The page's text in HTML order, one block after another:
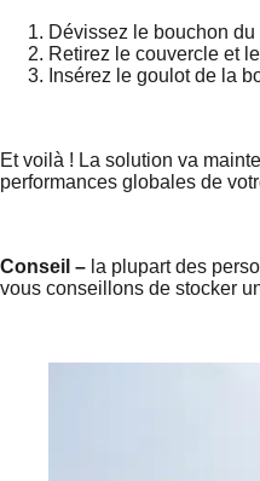
Dévissez le bouchon
Retirez le couvercle et
Insérez le goulot de la
Et voilà ! La solution va
performances globales de
Conseil – la plupart des
vous conseillons de stocker